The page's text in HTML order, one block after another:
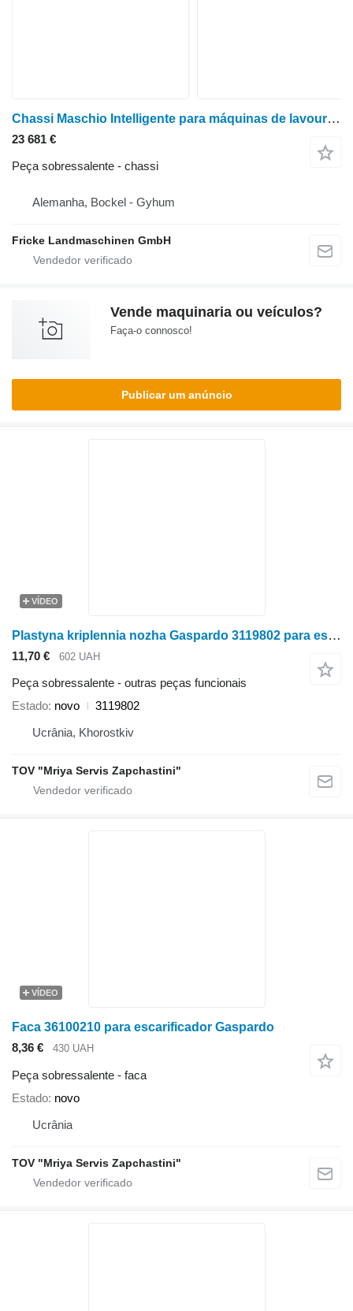
Chassi Maschio Intelligente para máquinas de lavoura Gaspardo
23 681 €
Peça sobressalente - chassi
Alemanha, Bockel - Gyhum
Fricke Landmaschinen GmbH
Vende maquinaria ou veículos?
Faça-o connosco!
Publicar um anúncio
VÍDEO
Plastyna kriplennia nozha Gaspardo 3119802 para escarificador
11,70 € 602 UAH
Peça sobressalente - outras peças funcionais
Estado novo
3119802
Ucrânia, Khorostkiv
TOV "Mriya Servis Zapchastini"
VÍDEO
Faca 36100210 para escarificador Gaspardo
8,36 €
430 UAH
Peça sobressalente - faca
Estado novo
Ucrânia
TOV "Mriya Servis Zapchastini"